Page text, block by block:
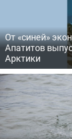
От «синей»
Апатитов
Арктики